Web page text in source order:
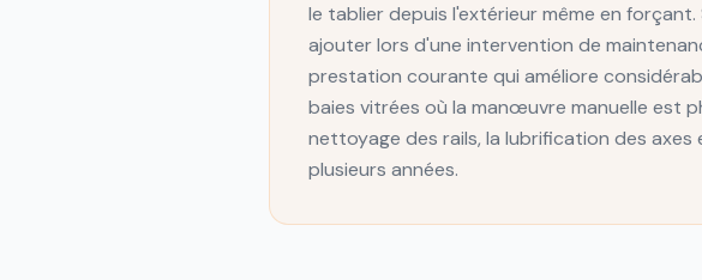
le tablier depuis l'extérieur même en
ajouter lors d'une intervention de
prestation courante qui améliore
baies vitrées où la manœuvre manuelle est
nettoyage des rails, la lubrification des
plusieurs années.